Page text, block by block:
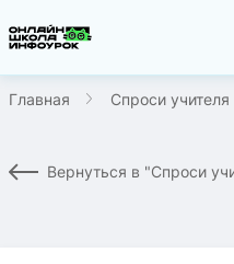
Главная Спроси учителя
Вернуться в "Спроси